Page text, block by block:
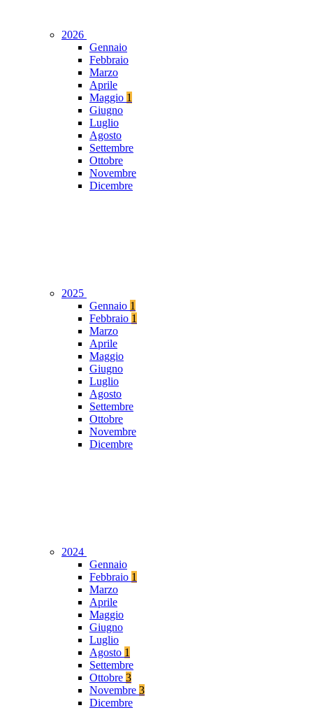
2026
Gennaio
Febbraio
Marzo
Aprile
Maggio 1
Giugno
Luglio
Agosto
Settembre
Ottobre
Novembre
Dicembre
2025
Gennaio 1
Febbraio 1
Marzo
Aprile
Maggio
Giugno
Luglio
Agosto
Settembre
Ottobre
Novembre
Dicembre
2024
Gennaio
Febbraio 1
Marzo
Aprile
Maggio
Giugno
Luglio
Agosto 1
Settembre
Ottobre 3
Novembre 3
Dicembre